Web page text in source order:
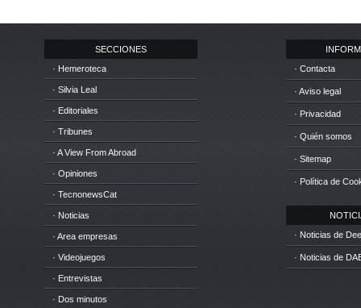
SECCIONES
· Hemeroteca
· Silvia Leal
· Editoriales
· Tribunes
· A View From Abroad
· Opiniones
· TecnonewsCat
· Noticias
· Area empresas
· Videojuegos
· Entrevistas
· Dos minutos
· Contacta
· Aviso legal
· Privacidad
· Quién somos
· Sitemap
· Política de
· Noticias de
· Noticias de